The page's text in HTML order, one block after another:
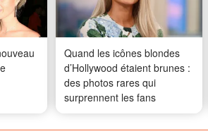
Quand les icônes blondes
d’Hollywood étaient brunes :
des photos rares qui
surprennent les fans